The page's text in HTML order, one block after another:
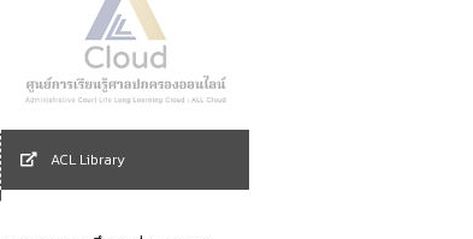
ACL Library